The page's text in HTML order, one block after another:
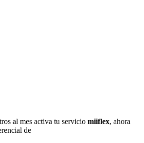
al mes activa tu servicio miiflex, ahora
de